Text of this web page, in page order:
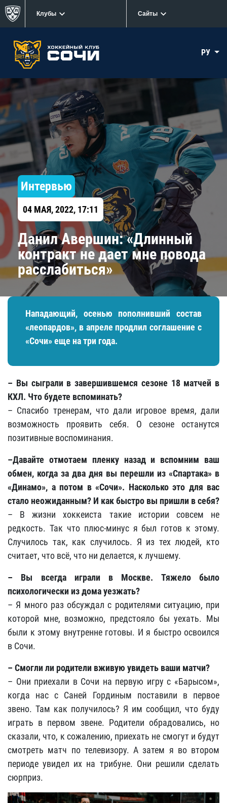
Клубы Сайты
РУ
Интервью
04 МАЯ, 2022, 17:11
Данил Авершин: «Длинный
контракт не дает мне повода
расслабиться»
Нападающий, осенью пополнивший состав
«леопардов», в апреле продлил соглашение с
«Сочи» еще на три года.
– Вы сыграли в завершившемся сезоне 18 матчей в
КХЛ. Что будете вспоминать?
– Спасибо тренерам, что дали игровое время, дали
возможность проявить себя. О сезоне останутся
позитивные воспоминания.
–Давайте отмотаем пленку назад и вспомним ваш
обмен, когда за два дня вы перешли из «Спартака» в
«Динамо», а потом в «Сочи». Насколько это для вас
стало неожиданным? И как быстро вы пришли в себя?
– В жизни хоккеиста такие истории совсем не
редкость. Так что плюс-минус я был готов к этому.
Случилось так, как случилось. Я из тех людей, кто
считает, что всё, что ни делается, к лучшему.
– Вы всегда играли в Москве. Тяжело было
психологически из дома уезжать?
– Я много раз обсуждал с родителями ситуацию, при
которой мне, возможно, предстояло бы уехать. Мы
были к этому внутренне готовы. И я быстро освоился
в Сочи.
– Смогли ли родители вживую увидеть ваши матчи?
– Они приехали в Сочи на первую игру с «Барысом»,
когда нас с Саней Гординым поставили в первое
звено. Там как получилось? Я им сообщил, что буду
играть в первом звене. Родители обрадовались, но
сказали, что, к сожалению, приехать не смогут и будут
смотреть матч по телевизору. А затем я во втором
периоде увидел их на трибуне. Они решили сделать
сюрприз.